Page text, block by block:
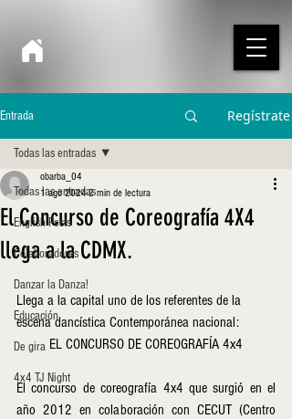
Entrada Regístrate
Todas las entradas
English Posts
Colaboradores
Danzar la Danza!
Educación
De gira
4x4 TJ Night
Todas las entradas
El Concurso de Coreografía 4X4
llega a la CDMX.
obarba_04
1 ago 20242 min de lectura
Llega a la capital uno de los referentes de la
escena dancística Contemporánea nacional:
EL CONCURSO DE COREOGRAFÍA 4x4
El concurso de coreografía 4x4 que surgió en el
año 2012 en colaboración con CECUT (Centro